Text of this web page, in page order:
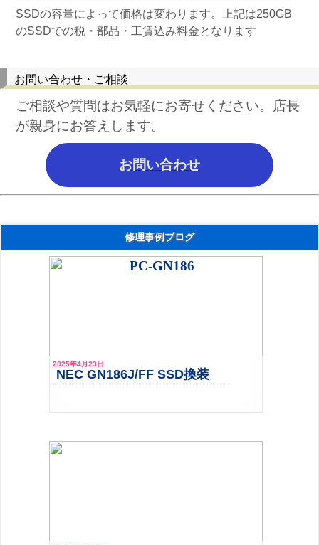
SSDの容量によって価格は変わります。上記は250GB
のSSDでの税・部品・工賃込み料金となります
お問い合わせ・ご相談
ご相談や質問はお気軽にお寄せください。店長
が親身にお答えします。
お問い合わせ
修理事例ブログ
NEC GN186J/FF SSD換装
2025年4月23日